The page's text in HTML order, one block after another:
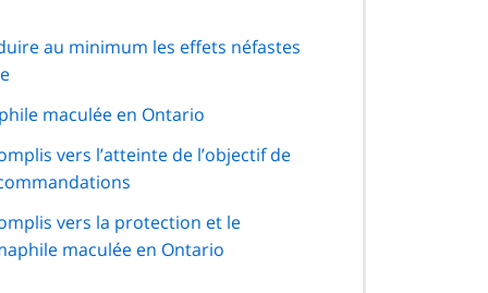
au minimum les effets néfastes
maculée en Ontario
vers l’atteinte de l’objectif de
vers la protection et le
maculée en Ontario